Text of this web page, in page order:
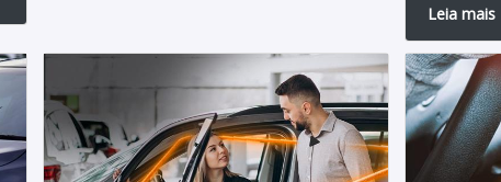
Leia mais